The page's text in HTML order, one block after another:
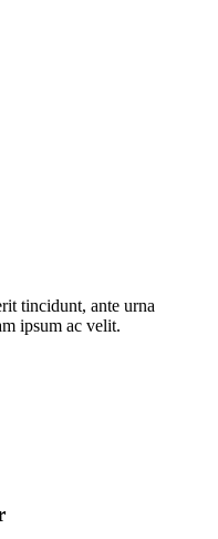
tincidunt, ante urna
ipsum ac velit.